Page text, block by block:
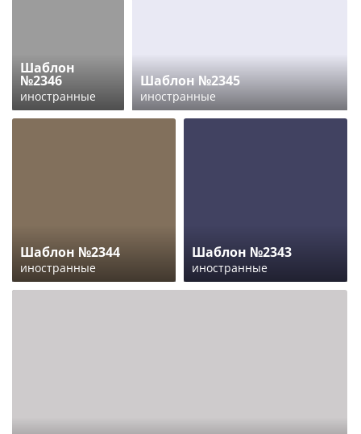
Шаблон
№2346
иностранные
Шаблон №2345
иностранные
Шаблон №2344
иностранные
Шаблон №2343
иностранные